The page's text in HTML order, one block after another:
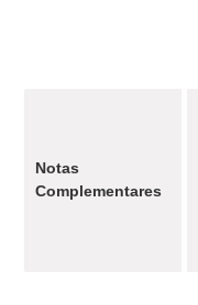
Notas
Complementares